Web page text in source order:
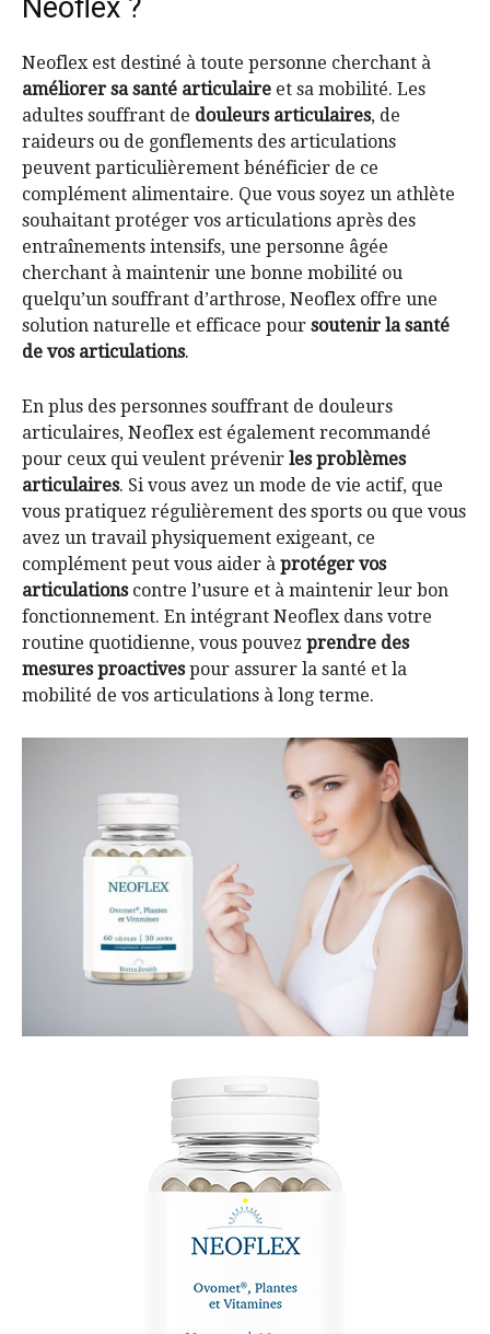
Neoflex ?
Neoflex est destiné à toute personne cherchant à
améliorer sa santé articulaire et sa mobilité. Les
adultes souffrant de douleurs articulaires, de
raideurs ou de gonflements des articulations
peuvent particulièrement bénéficier de ce
complément alimentaire. Que vous soyez un athlète
souhaitant protéger vos articulations après des
entraînements intensifs, une personne âgée
cherchant à maintenir une bonne mobilité ou
quelqu’un souffrant d’arthrose, Neoflex offre une
solution naturelle et efficace pour soutenir la santé
de vos articulations.
En plus des personnes souffrant de douleurs
articulaires, Neoflex est également recommandé
pour ceux qui veulent prévenir les problèmes
articulaires. Si vous avez un mode de vie actif, que
vous pratiquez régulièrement des sports ou que vous
avez un travail physiquement exigeant, ce
complément peut vous aider à protéger vos
articulationscontre l’usure et à maintenir leur bon
fonctionnement. En intégrant Neoflex dans votre
routine quotidienne, vous pouvez prendre des
mesures proactivespour assurer la santé et la
mobilité de vos articulations à long terme.